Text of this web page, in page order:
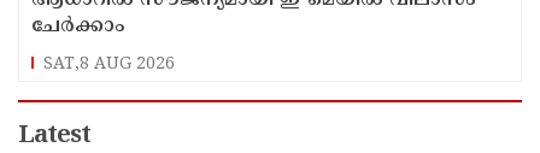
ചേർക്കാം
SAT,8 AUG 2026
Latest